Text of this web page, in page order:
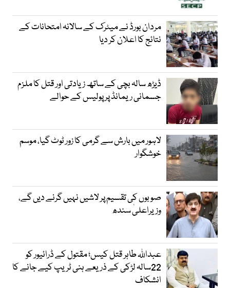
مردان بورڈ نے میٹرک کے سالانہ امتحانات کے
نتائج کا اعلان کر دیا
ڈیڑھ سالہ بچی کے ساتھ زیادتی اور قتل کا ملزم
جسمانی ریمانڈ پر پولیس کے حوالے
لاہور میں بارش سے گرمی کا زور ٹوٹ گیا، موسم
خوشگوار
صوبوں کی تقسیم پر لاشیں نہیں گرنے دیں گے،
وزیراعلیٰ سندھ
عبداللہ طاہر قتل کیس؛ مقتول کے ڈرائیور کو
22سالہ لڑکی کے ذریعے ہنی ٹریپ کیے جانے کا
انشکاف